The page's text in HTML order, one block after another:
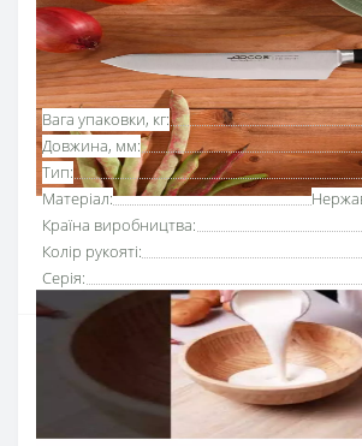
Основні характеристики
Вага упаковки, кг:
Довжина, мм:
Тип:
Матеріал:
Країна виробництва:
Колір рукояті:
Серія:
Ніж поварський 200 мм Clara Arcos
щоденного використання на кухнях
харчових виробництвах.
ножі підходять для шаткування овочів